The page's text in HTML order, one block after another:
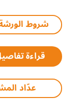
شروط
قراءة
عدّاد